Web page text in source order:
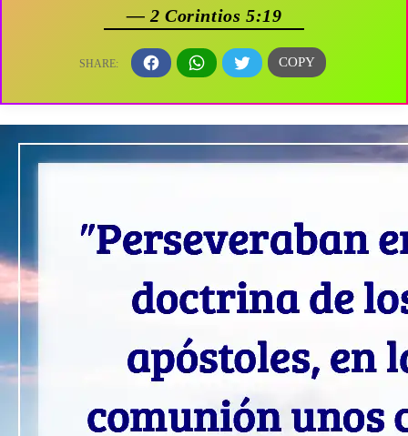
— 2 Corintios 5:19